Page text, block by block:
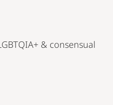
& consensual